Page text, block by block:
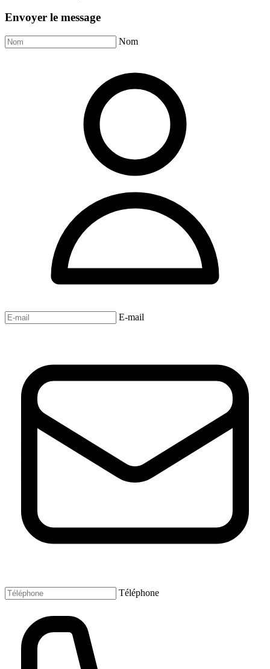
Envoyer le message
Nom
E-mail
Téléphone